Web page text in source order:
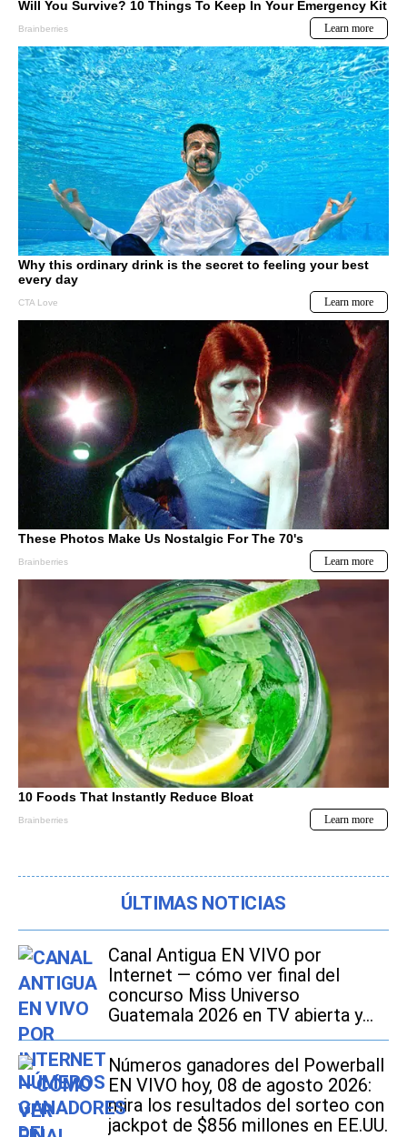
ÚLTIMAS NOTICIAS
Canal Antigua EN VIVO por
Internet — cómo ver final del
concurso Miss Universo
Guatemala 2026 en TV abierta y
Online
Números ganadores del Powerball
EN VIVO hoy, 08 de agosto 2026:
mira los resultados del sorteo con
jackpot de $856 millones en EE.UU.